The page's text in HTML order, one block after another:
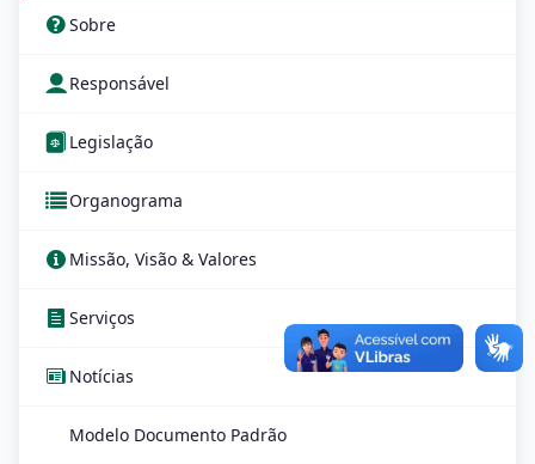
Sobre
Responsável
Legislação
Organograma
Missão, Visão & Valores
Serviços
Notícias
Modelo Documento Padrão